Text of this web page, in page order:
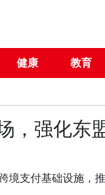
健康 教育
，强化东
境支付基础设施，